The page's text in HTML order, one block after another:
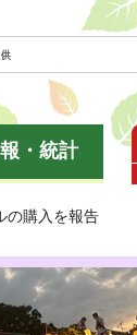
・統計
の購入を報告